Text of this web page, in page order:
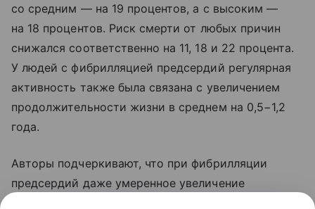
со средним — на 19 процентов, а с высоким —
на 18 процентов. Риск смерти от любых причин
снижался соответственно на 11, 18 и 22 процента.
У людей с фибрилляцией предсердий регулярная
активность также была связана с увеличением
продолжительности жизни в среднем на 0,5−1,2
года.
Авторы подчеркивают, что при фибрилляции
предсердий даже умеренное увеличение